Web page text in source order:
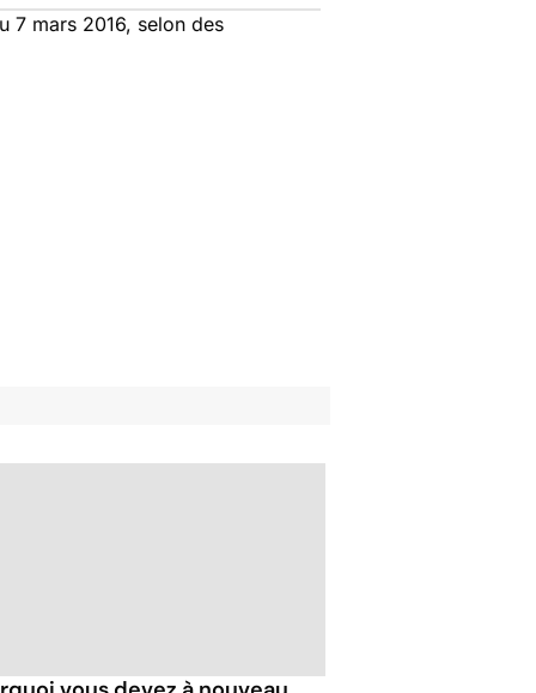
7 mars 2016, selon des